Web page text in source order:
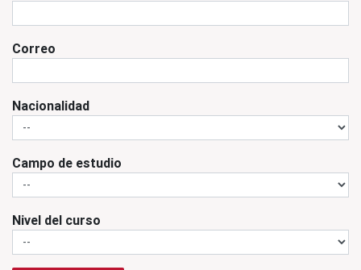
Correo
Nacionalidad
Campo de estudio
Nivel del curso